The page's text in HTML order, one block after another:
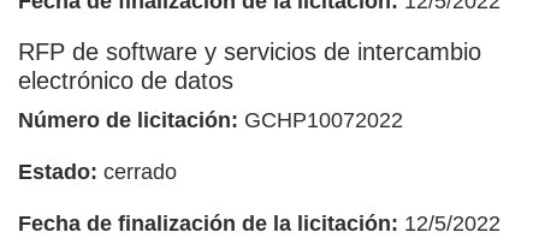
RFP de software y servicios de intercambio
electrónico de datos
Número de licitación: GCHP10072022
Estado: cerrado
Fecha de finalización de la licitación: 12/5/2022